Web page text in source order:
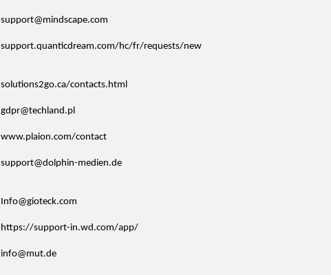
support@mindscape.com
support.quanticdream.com/hc/fr/requests/new
solutions2go.ca/contacts.html
gdpr@techland.pl
www.plaion.com/contact
support@dolphin-medien.de
Info@gioteck.com
https://support-in.wd.com/app/
info@mut.de